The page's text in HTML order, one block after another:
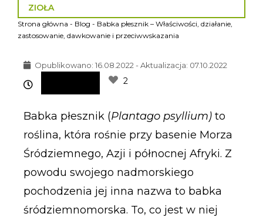
ZIOŁA
Strona główna - Blog - Babka płesznik – Właściwości, działanie,
zastosowanie, dawkowanie i przeciwwskazania
Opublikowano: 16.08.2022 - Aktualizacja: 07.10.2022
2
Babka płesznik (Plantago psyllium) to
roślina, która rośnie przy basenie Morza
Śródziemnego, Azji i północnej Afryki. Z
powodu swojego nadmorskiego
pochodzenia jej inna nazwa to babka
śródziemnomorska. To, co jest w niej